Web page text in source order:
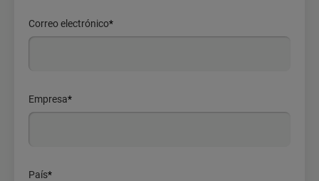
*
Correo electrónico
*
Empresa
*
País